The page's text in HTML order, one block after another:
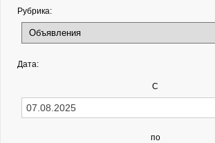
Рубрика:
Дата:
С
по